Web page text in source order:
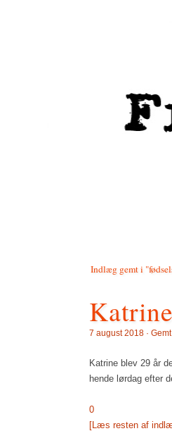
Indlæg gemt i
7 august 2018 · Gemt
Katrine blev 29 år
hende lørdag efter
0
[Læs resten af